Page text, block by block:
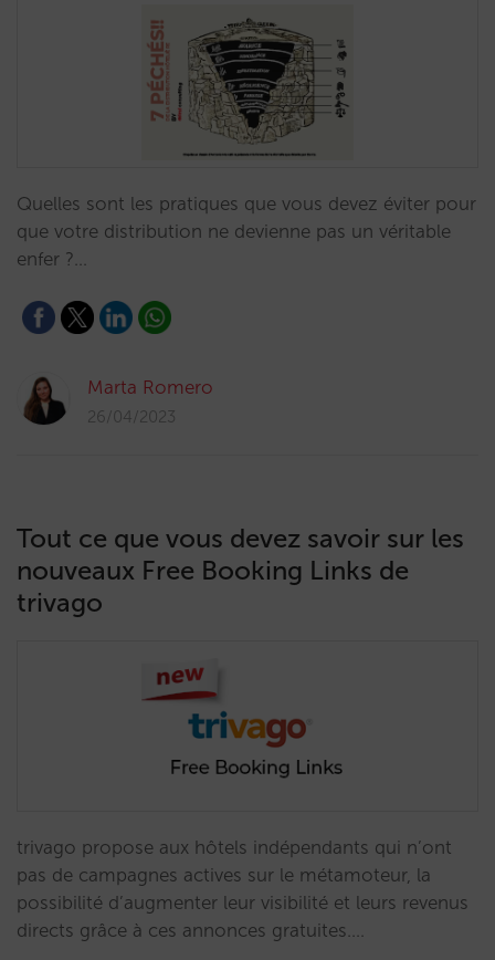
Quelles sont les pratiques que vous devez éviter pour
que votre distribution ne devienne pas un véritable
enfer ?…
Marta Romero
26/04/2023
Tout ce que vous devez savoir sur les
nouveaux Free Booking Links de
trivago
trivago propose aux hôtels indépendants qui n’ont
pas de campagnes actives sur le métamoteur, la
possibilité d’augmenter leur visibilité et leurs revenus
directs grâce à ces annonces gratuites.…